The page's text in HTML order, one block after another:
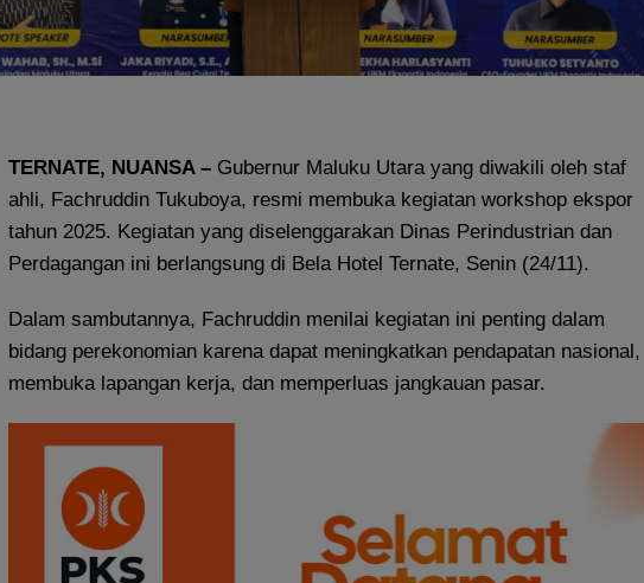
TERNATE, NUANSA – Gubernur Maluku Utara yang diwakili oleh staf
ahli, Fachruddin Tukuboya, resmi membuka kegiatan workshop ekspor
tahun 2025. Kegiatan yang diselenggarakan Dinas Perindustrian dan
Perdagangan ini berlangsung di Bela Hotel Ternate, Senin (24/11).
Dalam sambutannya, Fachruddin menilai kegiatan ini penting dalam
bidang perekonomian karena dapat meningkatkan pendapatan nasional,
membuka lapangan kerja, dan memperluas jangkauan pasar.